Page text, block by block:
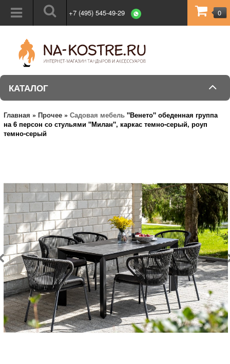
+7 (495) 545-49-29 0
КАТАЛОГ
Главная » Прочее » Садовая мебель "Венето" обеденная группа
на 6 персон со стульями "Милан", каркас темно-серый, роуп
темно-серый